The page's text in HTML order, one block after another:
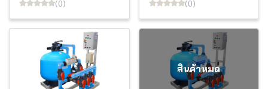
(0) (0)
สินค้าหมด